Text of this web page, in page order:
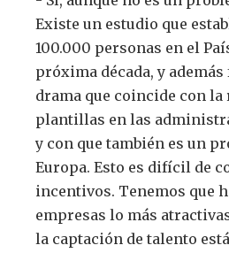
Existe un estudio que
100.000 personas en el
próxima década, y
drama que coincide con la
plantillas en las
y con que también es un
Europa. Esto es difícil de
incentivos. Tenemos que
empresas lo más
la captación de talento